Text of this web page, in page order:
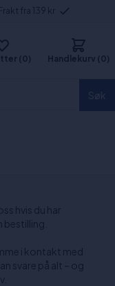
Frakt fra 139 kr
(0) Handlekurv (0)
hvis du har
bestilling.
i kontakt med
svare på alt – og